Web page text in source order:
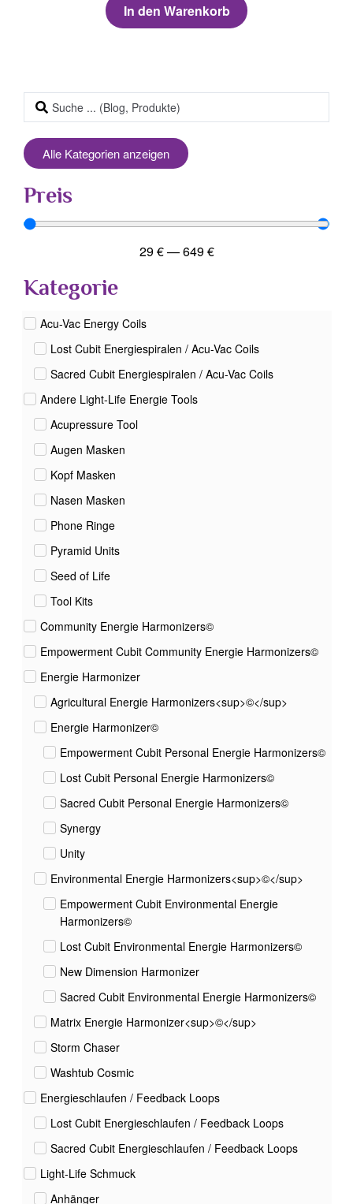
In den Warenkorb
Alle Kategorien anzeigen
Preis
29€—649€
Kategorie
Acu-Vac Energy Coils
Lost Cubit Energiespiralen / Acu-Vac Coils
Sacred Cubit Energiespiralen / Acu-Vac Coils
Andere Light-Life Energie Tools
Acupressure Tool
Augen Masken
Kopf Masken
Nasen Masken
Phone Ringe
Pyramid Units
Seed of Life
Tool Kits
Community Energie Harmonizers©
Empowerment Cubit Community Energie Harmonizers©
Energie Harmonizer
Agricultural Energie Harmonizers<sup>©</sup>
Energie Harmonizer©
Empowerment Cubit Personal Energie Harmonizers©
Lost Cubit Personal Energie Harmonizers©
Sacred Cubit Personal Energie Harmonizers©
Synergy
Unity
Environmental Energie Harmonizers<sup>©</sup>
Empowerment Cubit Environmental Energie
Harmonizers©
Lost Cubit Environmental Energie Harmonizers©
New Dimension Harmonizer
Sacred Cubit Environmental Energie Harmonizers©
Matrix Energie Harmonizer<sup>©</sup>
Storm Chaser
Washtub Cosmic
Energieschlaufen / Feedback Loops
Lost Cubit Energieschlaufen / Feedback Loops
Sacred Cubit Energieschlaufen / Feedback Loops
Light-Life Schmuck
Anhänger